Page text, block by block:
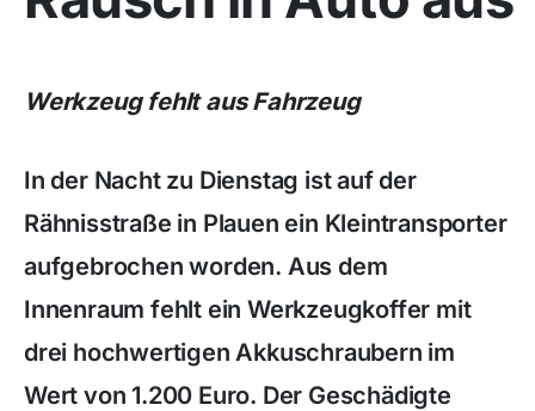
Werkzeug fehlt aus Fahrzeug
In der Nacht zu Dienstag ist auf der
Rähnisstraße in Plauen ein Kleintransporter
aufgebrochen worden. Aus dem
Innenraum fehlt ein Werkzeugkoffer mit
drei hochwertigen Akkuschraubern im
Wert von 1.200 Euro. Der Geschädigte